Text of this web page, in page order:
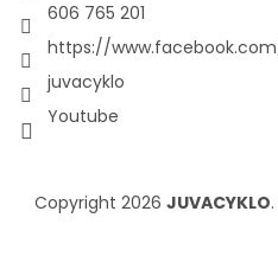
606 765 201
https://
juvacyklo
Youtube
Copyright 2026 JUVACYKLO